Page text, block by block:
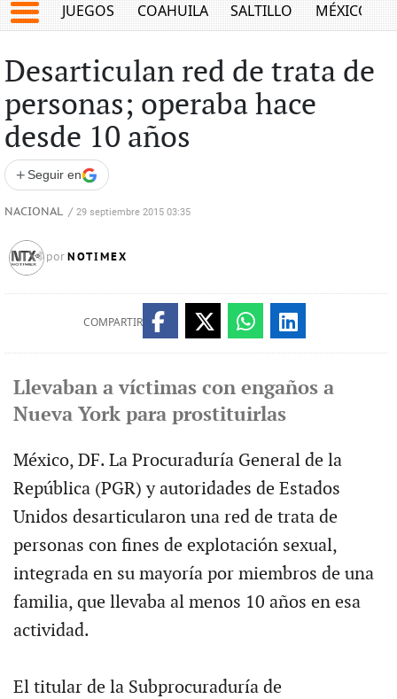
JUEGOS COAHUILA SALTILLO MÉXICO
Desarticulan red de trata de
personas; operaba hace
desde 10 años
+ Seguir en
NACIONAL / 29 septiembre 2015 03:35
por NOTIMEX
COMPARTIR
Llevaban a víctimas con engaños a
Nueva York para prostituirlas
México, DF. La Procuraduría General de la
República (PGR) y autoridades de Estados
Unidos desarticularon una red de trata de
personas con fines de explotación sexual,
integrada en su mayoría por miembros de una
familia, que llevaba al menos 10 años en esa
actividad.
El titular de la Subprocuraduría de